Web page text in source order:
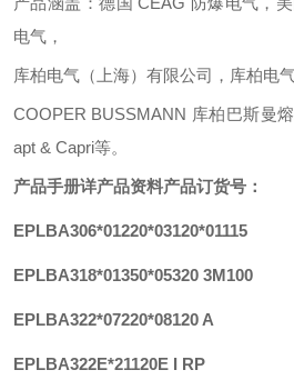
电气，
库柏电气（上海）有限公司，库柏电
COOPER BUSSMANN 库柏巴斯曼
apt & Capri等。
产品手册详产品资料产品订货号：
EPLBA306*01220*03120*01115
EPLBA318*01350*05320 3M100
EPLBA322*07220*08120 A
EPLBA322E*21120E I RP